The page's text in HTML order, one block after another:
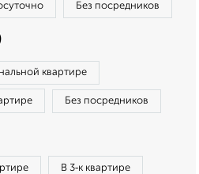
Без посредников
квартире
Без посредников
В 3‑к квартире